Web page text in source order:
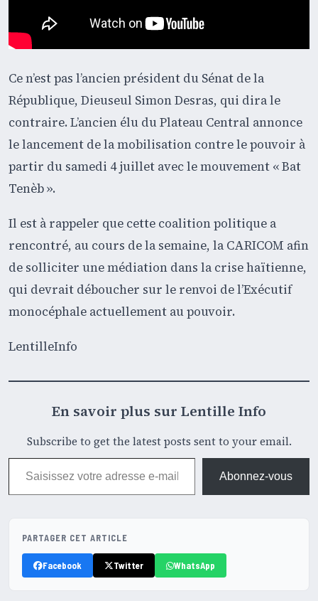
Ce n’est pas l’ancien président du Sénat de la
République, Dieuseul Simon Desras, qui dira le
contraire. L’ancien élu du Plateau Central annonce
le lancement de la mobilisation contre le pouvoir à
partir du samedi 4 juillet avec le mouvement « Bat
Tenèb ».
Il est à rappeler que cette coalition politique a
rencontré, au cours de la semaine, la CARICOM afin
de solliciter une médiation dans la crise haïtienne,
qui devrait déboucher sur le renvoi de l’Exécutif
monocéphale actuellement au pouvoir.
LentilleInfo
En savoir plus sur Lentille Info
Subscribe to get the latest posts sent to your email.
Saisissez votre adresse e-mail…
Abonnez-vous
PARTAGER CET ARTICLE
Facebook Twitter WhatsApp